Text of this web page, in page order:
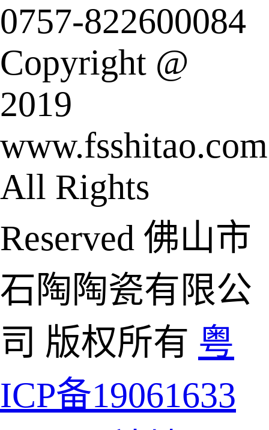
0757-822600084
Copyright @
2019
www.fsshitao.com
All Rights
Reserved 佛山市
石陶陶瓷有限公
司 版权所有 粤
ICP备19061633